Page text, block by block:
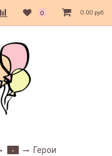
0 0.00 руб
- Герои